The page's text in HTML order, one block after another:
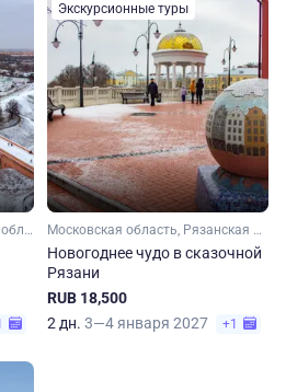
Тульская область, Рязанская область, Московская область
Экскурсионные туры
Московская область, Рязанская область
Новогоднее чудо в сказочной
Рязани
RUB 18,500
2 дн. 3—4 января 2027 +1